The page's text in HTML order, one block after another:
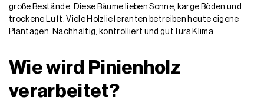
große Bestände. Diese Bäume lieben Sonne, karge Böden und
trockene Luft. Viele Holzlieferanten betreiben heute eigene
Plantagen. Nachhaltig, kontrolliert und gut fürs Klima.
Wie wird Pinienholz
verarbeitet?